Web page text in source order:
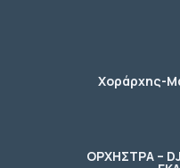
Χοράρχης-
ΟΡΧΗΣΤΡΑ –